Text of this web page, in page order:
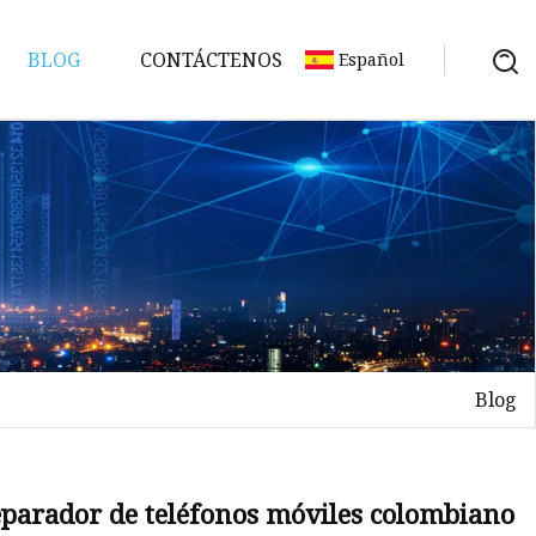
BLOG CONTÁCTENOS Español
Blog
de teléfonos móviles colombiano